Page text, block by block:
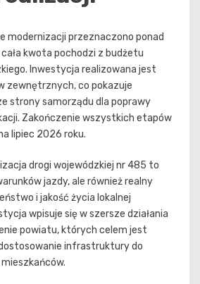
modernizacji przeznaczono ponad
kwota pochodzi z budżetu
Inwestycja realizowana jest
zewnętrznych, co pokazuje
strony samorządu dla poprawy
Zakończenie wszystkich etapów
lipiec 2026 roku.
drogi wojewódzkiej nr 485 to
jazdy, ale również realny
i jakość życia lokalnej
wpisuje się w szersze działania
powiatu, których celem jest
infrastruktury do